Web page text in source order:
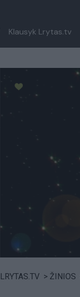
Klausyk Lrytas.tv
Paremkite Ukrainą
LRYTAS.TV > ŽINIOS